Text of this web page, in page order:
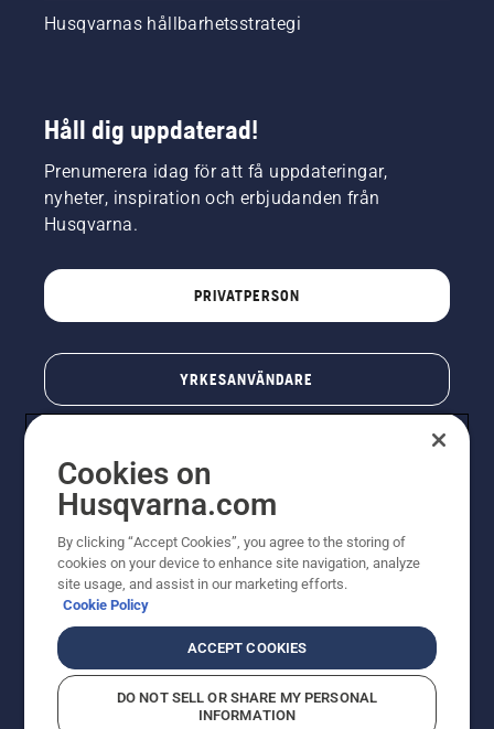
Husqvarnas hållbarhetsstrategi
Håll dig uppdaterad!
Prenumerera idag för att få uppdateringar,
nyheter, inspiration och erbjudanden från
Husqvarna.
PRIVATPERSON
YRKESANVÄNDARE
© Husqvarna AB (publ). All rights reserved. Priserna
som visas är rekommenderade cirkapriser. Alla angivna
priser är rekommenderade försäljningspriser (inkl.
moms) om inte produkten är tillgänglig för direkt köp.
CookiepolicyAnvändningsvillkor Sekretessmeddelande
Rapportera misstänkta överträdelser
Cookies on
Husqvarna.com
By clicking “Accept Cookies”, you agree to the storing of
cookies on your device to enhance site navigation, analyze
site usage, and assist in our marketing efforts.
Cookie Policy
ACCEPT COOKIES
DO NOT SELL OR SHARE MY PERSONAL
INFORMATION